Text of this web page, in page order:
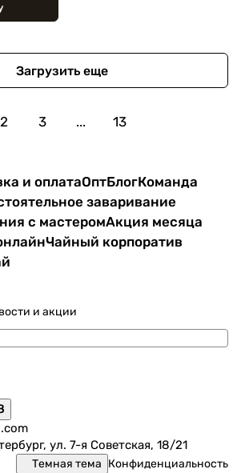
Загрузить еще
2 3 ... 13
и оплатаОптБлогКоманда
заваривание
с мастеромАкция месяца
Чайный корпоратив
и акции
ул. 7-я Советская, 18/21
Темная тема Конфиденциальность